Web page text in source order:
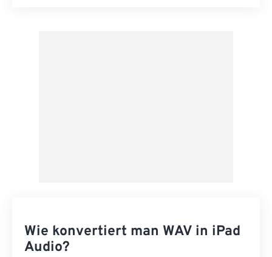
Wie konvertiert man WAV in iPad
Audio?